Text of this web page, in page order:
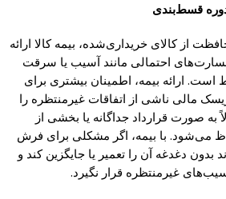
از کالای خریداری‌شده، بیمه کالا ارائه
احتمالی مانند آسیب یا سرقت
ارائه بیمه، اطمینان بیشتری برای
مالی ناشی از اتفاقات غیرمنتظره را
صورت قرارداد جداگانه یا بخشی از
می‌شود. با بیمه، اگر مشکلی برای فرش
بدون دغدغه آن را تعمیر یا جایگزین کند و
غیرمنتظره قرار نگیرد.